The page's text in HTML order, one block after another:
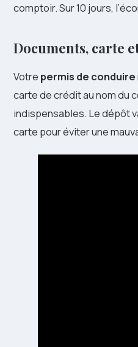
comptoir. Sur 10 jours,
Documents, carte
Votre permis de conduire
carte de crédit au nom du
indispensables. Le dépôt
carte pour éviter une